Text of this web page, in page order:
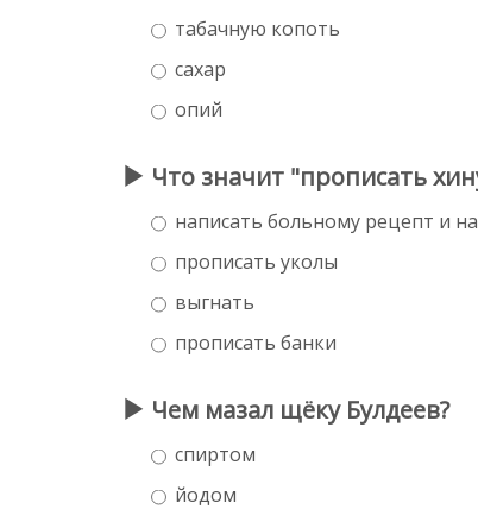
табачную копоть
сахар
опий
Что значит "прописать
написать больному рецепт и
прописать уколы
выгнать
прописать банки
Чем мазал щёку Булдеев?
спиртом
йодом